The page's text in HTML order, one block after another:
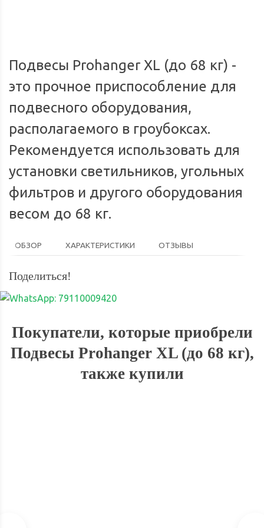
Подвесы Prohanger XL (до 68 кг) -
это прочное приспособление для
подвесного оборудования,
располагаемого в гроубоксах.
Рекомендуется использовать для
установки светильников, угольных
фильтров и другого оборудования
весом до 68 кг.
ОБЗОР ХАРАКТЕРИСТИКИ ОТЗЫВЫ
Поделиться!
Покупатели, которые приобрели
Подвесы Prohanger XL (до 68 кг),
также купили